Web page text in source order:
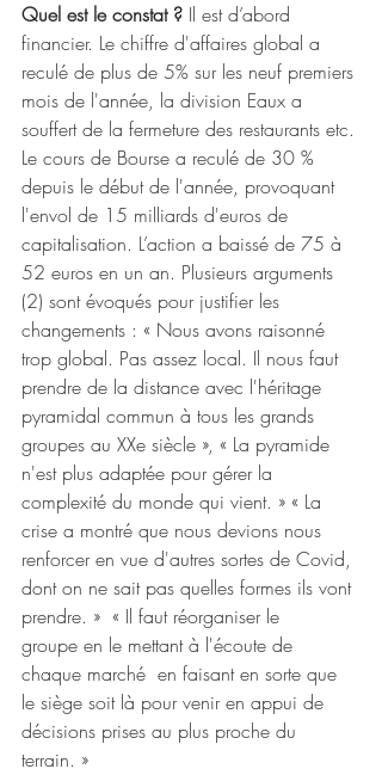
Quel est le constat ? Il est d’abord
financier. Le chiffre d'affaires global a
reculé de plus de 5% sur les neuf premiers
mois de l'année, la division Eaux a
souffert de la fermeture des restaurants etc.
Le cours de Bourse a reculé de 30 %
depuis le début de l'année, provoquant
l'envol de 15 milliards d'euros de
capitalisation. L’action a baissé de 75 à
52 euros en un an. Plusieurs arguments
(2) sont évoqués pour justifier les
changements : « Nous avons raisonné
trop global. Pas assez local. Il nous faut
prendre de la distance avec l'héritage
pyramidal commun à tous les grands
groupes au XXe siècle », « La pyramide
n'est plus adaptée pour gérer la
complexité du monde qui vient. » « La
crise a montré que nous devions nous
renforcer en vue d'autres sortes de Covid,
dont on ne sait pas quelles formes ils vont
prendre. »  « Il faut réorganiser le
groupe en le mettant à l'écoute de
chaque marché  en faisant en sorte que
le siège soit là pour venir en appui de
décisions prises au plus proche du
terrain. »